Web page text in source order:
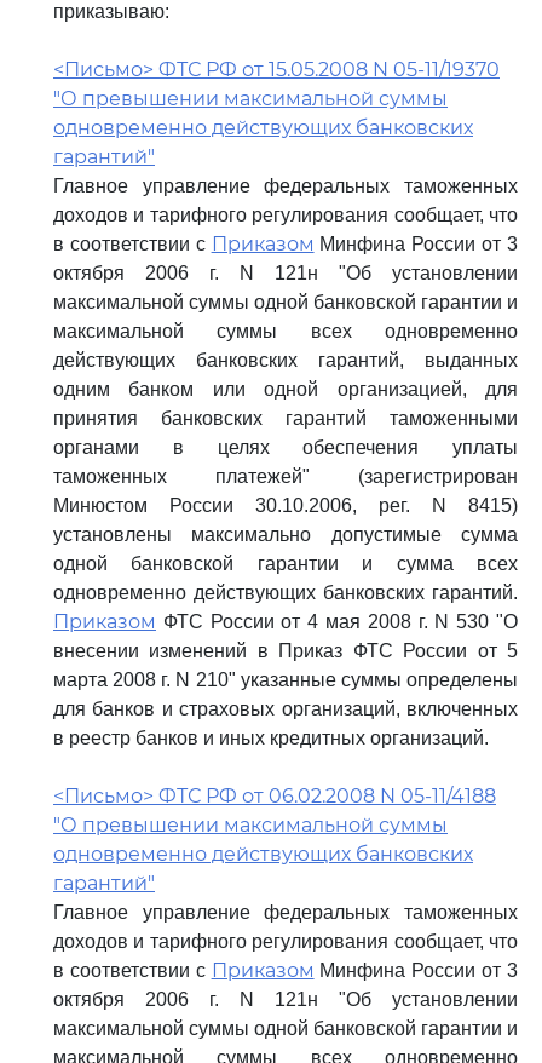
приказываю:
<Письмо> ФТС РФ от 15.05.2008 N 05-11/19370
"О превышении максимальной суммы
одновременно действующих банковских
гарантий"
Главное управление федеральных таможенных
доходов и тарифного регулирования сообщает, что
в соответствии с Приказом Минфина России от 3
октября 2006 г. N 121н "Об установлении
максимальной суммы одной банковской гарантии и
максимальной суммы всех одновременно
действующих банковских гарантий, выданных
одним банком или одной организацией, для
принятия банковских гарантий таможенными
органами в целях обеспечения уплаты
таможенных платежей" (зарегистрирован
Минюстом России 30.10.2006, рег. N 8415)
установлены максимально допустимые сумма
одной банковской гарантии и сумма всех
одновременно действующих банковских гарантий.
Приказом ФТС России от 4 мая 2008 г. N 530 "О
внесении изменений в Приказ ФТС России от 5
марта 2008 г. N 210" указанные суммы определены
для банков и страховых организаций, включенных
в реестр банков и иных кредитных организаций.
<Письмо> ФТС РФ от 06.02.2008 N 05-11/4188
"О превышении максимальной суммы
одновременно действующих банковских
гарантий"
Главное управление федеральных таможенных
доходов и тарифного регулирования сообщает, что
в соответствии с Приказом Минфина России от 3
октября 2006 г. N 121н "Об установлении
максимальной суммы одной банковской гарантии и
максимальной суммы всех одновременно